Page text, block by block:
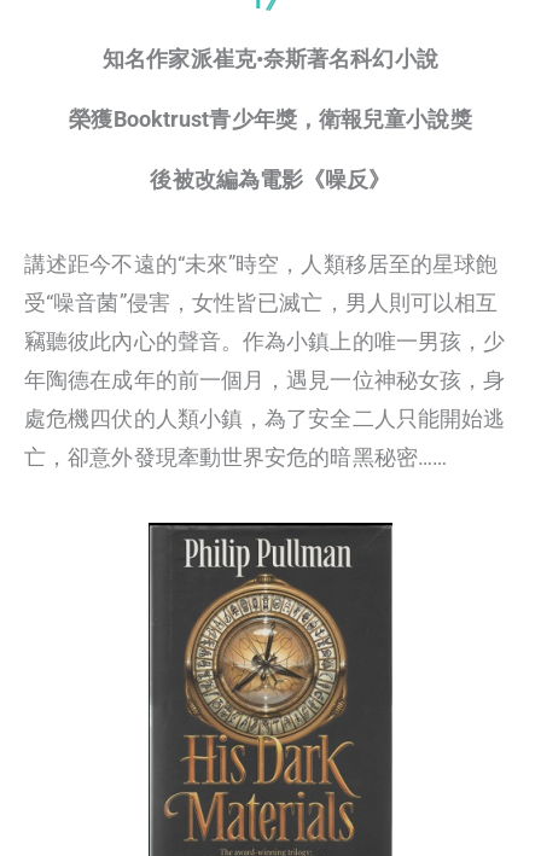
知名作家派崔克•奈斯著名科幻小說
榮獲Booktrust青少年獎，衛報兒童小說獎
後被改編為電影《噪反》
講述距今不遠的“未來”時空，人類移居至的星球飽
受“噪音菌”侵害，女性皆已滅亡，男人則可以相互
竊聽彼此內心的聲音。作為小鎮上的唯一男孩，少
年陶德在成年的前一個月，遇見一位神秘女孩，身
處危機四伏的人類小鎮，為了安全二人只能開始逃
亡，卻意外發現牽動世界安危的暗黑秘密……